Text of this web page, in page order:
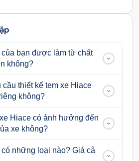
của bạn được làm từ chất
không?
cầu thiết kế tem xe Hiace
không?
Hiace có ảnh hưởng đến
xe không?
những loại nào? Giá cả